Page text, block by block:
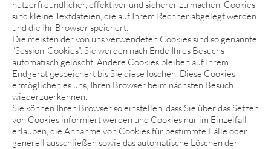
nutzerfreundlicher, effektiver und sicherer zu machen. Cookies
sind kleine Textdateien, die auf Ihrem Rechner abgelegt werden
und die Ihr Browser speichert.
Die meisten der von uns verwendeten Cookies sind so genannte
“Session-Cookies”. Sie werden nach Ende Ihres Besuchs
automatisch gelöscht. Andere Cookies bleiben auf Ihrem
Endgerät gespeichert bis Sie diese löschen. Diese Cookies
ermöglichen es uns, Ihren Browser beim nächsten Besuch
wiederzuerkennen.
Sie können Ihren Browser so einstellen, dass Sie über das Setzen
von Cookies informiert werden und Cookies nur im Einzelfall
erlauben, die Annahme von Cookies für bestimmte Fälle oder
generell ausschließen sowie das automatische Löschen der